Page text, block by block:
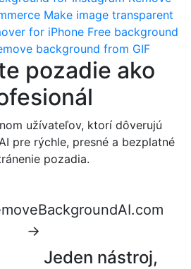
Make image transparent
for iPhone Free background
background from GIF
pozadie ako
užívateľov, ktorí dôverujú
pre rýchle, presné a bezplatné
pozadia.
→
Jeden nástroj,